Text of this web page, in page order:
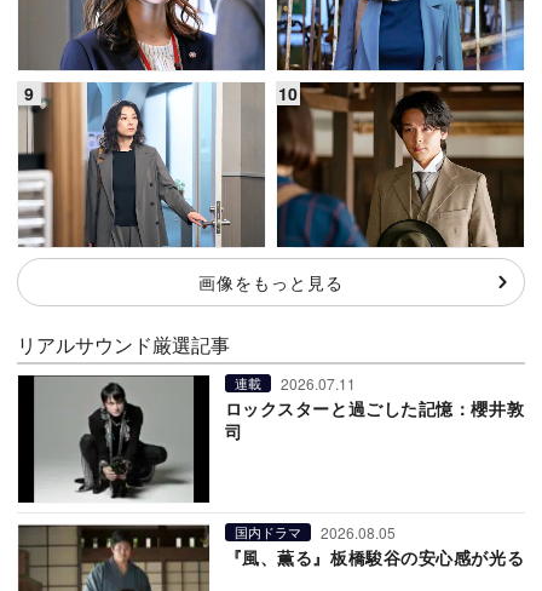
画像をもっと見る
リアルサウンド厳選記事
連載 2026.07.11
ロックスターと過ごした記憶：櫻井敦
司
国内ドラマ 2026.08.05
『風、薫る』板橋駿谷の安心感が光る